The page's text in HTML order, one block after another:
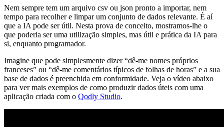
Nem sempre tem um arquivo csv ou json pronto a importar, nem
tempo para recolher e limpar um conjunto de dados relevante. É aí
que a IA pode ser útil. Nesta prova de conceito, mostramos-lhe o
que poderia ser uma utilização simples, mas útil e prática da IA para
si, enquanto programador.
Imagine que pode simplesmente dizer “dê-me nomes próprios
franceses” ou “dê-me comentários típicos de folhas de horas” e a sua
base de dados é preenchida em conformidade. Veja o vídeo abaixo
para ver mais exemplos de como produzir dados úteis com uma
aplicação criada com o Qodly Studio.